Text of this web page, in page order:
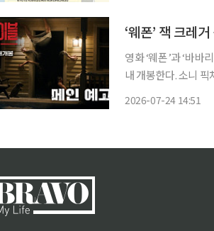
‘웨폰’ 잭 크레
영화 ‘웨폰’과 ‘바바
내 개봉한다. 소니 픽쳐스는 24일 ‘레지던트 이블: 0번째 밤’의 메인 예고편을 공개하고 9월 개
2026-07-24 14:51